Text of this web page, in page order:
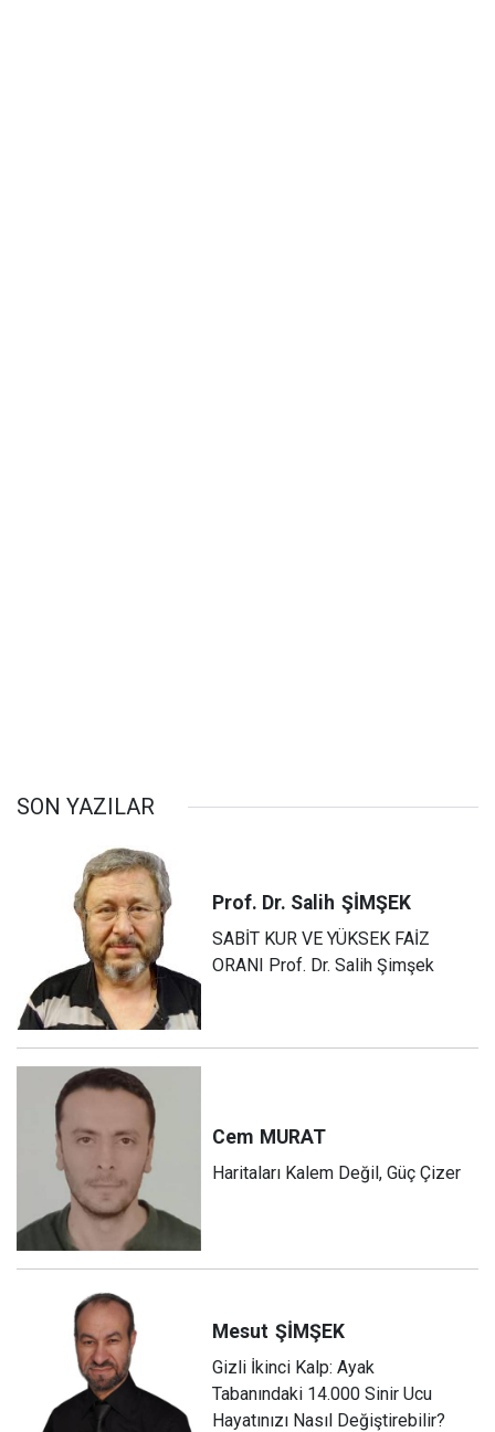
SON YAZILAR
Prof. Dr. Salih ŞİMŞEK
SABİT KUR VE YÜKSEK FAİZ
ORANI Prof. Dr. Salih Şimşek
Cem MURAT
Haritaları Kalem Değil, Güç Çizer
Mesut ŞİMŞEK
Gizli İkinci Kalp: Ayak
Tabanındaki 14.000 Sinir Ucu
Hayatınızı Nasıl Değiştirebilir?